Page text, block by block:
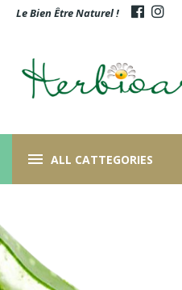
Le Bien Être Naturel !
ALL CATTEGORIES